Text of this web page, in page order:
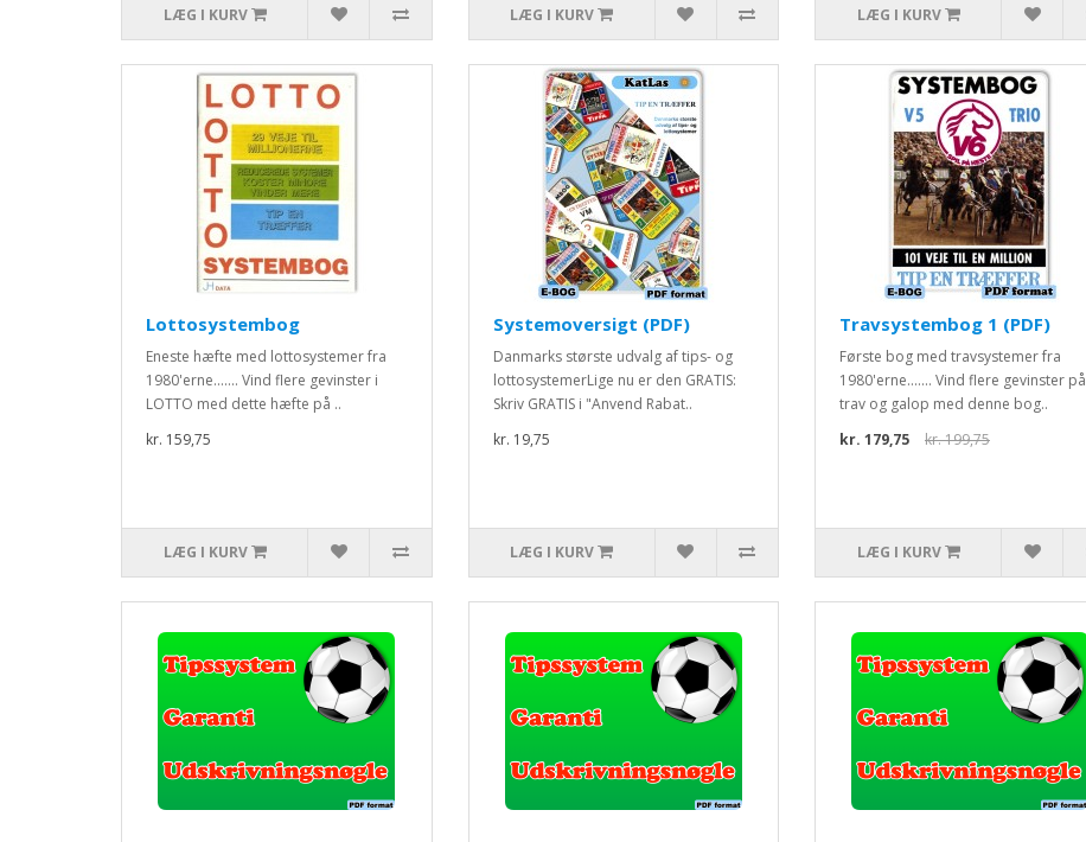
LÆG I KURV LÆG I KURV LÆG I KURV
Lottosystembog
Eneste hæfte med lottosystemer fra
1980'erne....... Vind flere gevinster i
LOTTO med dette hæfte på ..
kr. 159,75
LÆG I KURV
Systemoversigt (PDF)
Danmarks største udvalg af tips- og
lottosystemerLige nu er den GRATIS:
Skriv GRATIS i "Anvend Rabat..
kr. 19,75
LÆG I KURV
Travsystembog 1 (PDF)
Første bog med travsystemer fra
1980'erne....... Vind flere gevinster på
trav og galop med denne bog..
kr. 179,75
kr. 199,75
LÆG I KURV